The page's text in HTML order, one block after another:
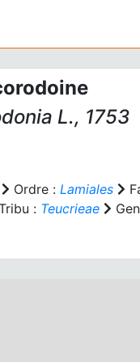
L., 1753
Ordre : Lamiales
: Teucrieae